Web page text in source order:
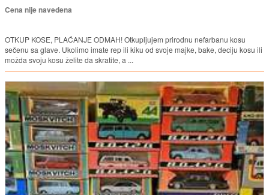
Cena nije navedena
OTKUP KOSE, PLAĆANJE ODMAH! Otkupljujem prirodnu nefarbanu kosu
sečenu sa glave. Ukolimo imate rep ili kiku od svoje majke, bake, deciju kosu ili
možda svoju kosu želite da skratite, a ...